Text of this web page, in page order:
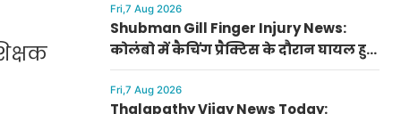
मिलेगा आर्थिक लाभ
Fri,7 Aug 2026
Shubman Gill Finger Injury News:
कोलंबो में कैचिंग प्रैक्टिस के दौरान घायल हुए
शुभमन गिल, जानिए गॉल टेस्ट में खेलेंगे या
नहीं
Fri,7 Aug 2026
Thalapathy Vijay News Today: